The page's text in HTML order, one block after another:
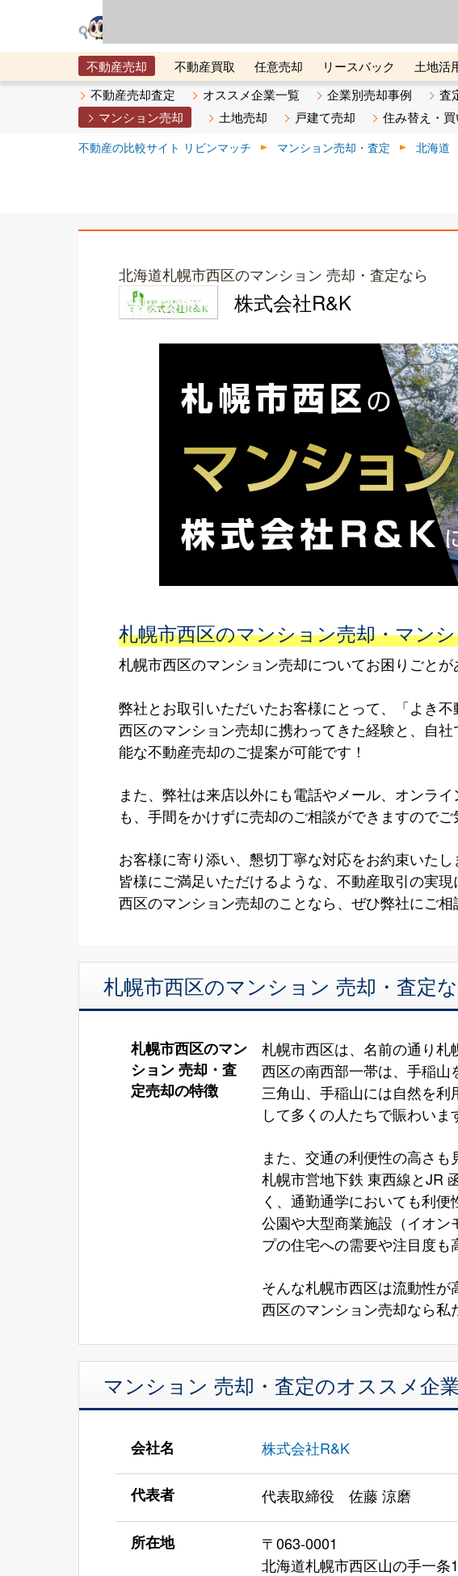
不動産売却 不動産買取 任意売却 リースバック 土地活
メタ住宅展示場
ベスト不動産カンパニー オンライン講座 リ
不動産売却査定 オススメ企業一覧 企業別売却事例 査
マンション売却
土地売却 戸建て売却 住み替え・買
不動産の比較サイト リビンマッチ マンション売却・査定 北海道
北海道札幌市西区のマンション 売却・査定なら
株式会社R&K
札幌市西区のマンション売却・マン
札幌市西区のマンション売却についてお困りごと
弊社とお取引いただいたお客様にとって、「よき
西区のマンション売却に携わってきた経験と、自
能な不動産売却のご提案が可能です！
また、弊社は来店以外にも電話やメール、オンラ
も、手間をかけずに売却のご相談ができますのでご
お客様に寄り添い、懇切丁寧な対応をお約束いたし
皆様にご満足いただけるような、不動産取引の実現
西区のマンション売却のことなら、ぜひ弊社にご相
札幌市西区のマンション 売却・査定
札幌市西区のマン
ション 売却・査
定売却の特徴
札幌市西区は、名前の通り札
西区の南西部一帯は、手稲山
三角山、手稲山には自然を
して多くの人たちで賑わいま
また、交通の利便性の高さも
札幌市営地下鉄 東西線とJR
く、通勤通学においても利便
公園や大型商業施設（イオ
プの住宅への需要や注目度も
そんな札幌市西区は流動性が
西区のマンション売却なら私
マンション 売却・査定のオススメ企
会社名 株式会社R&K
代表者 代表取締役 佐藤 涼磨
所在地
〒063-0001
北海道札幌市西区山の手一条